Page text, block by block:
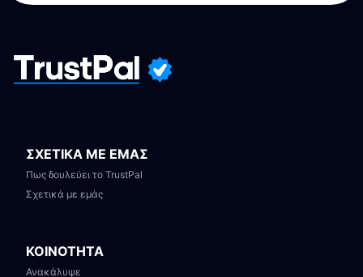
ΣΧΕΤΙΚΑ ΜΕ ΕΜΑΣ
Πως δουλεύει το TrustPal
Σχετικά με εμάς
ΚΟΙΝΟΤΗΤΑ
Ανακάλυψε